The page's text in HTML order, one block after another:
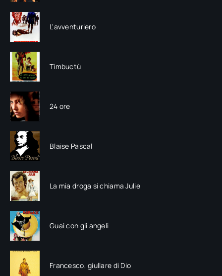
L'avventuriero
Timbuctù
24 ore
Blaise Pascal
La mia droga si chiama Julie
Guai con gli angeli
Francesco, giullare di Dio